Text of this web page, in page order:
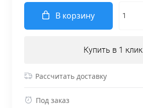
В корзину
Купить в 1 клик
Рассчитать доставку
Под заказ